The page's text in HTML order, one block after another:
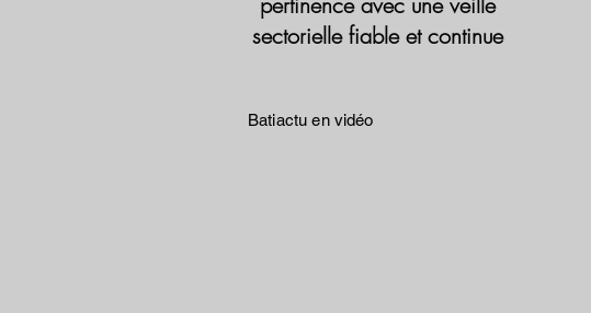
sectorielle fiable et continue
Batiactu en vidéo